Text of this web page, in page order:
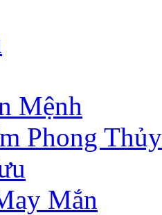
Mệnh
Phong Thủy
Mắn